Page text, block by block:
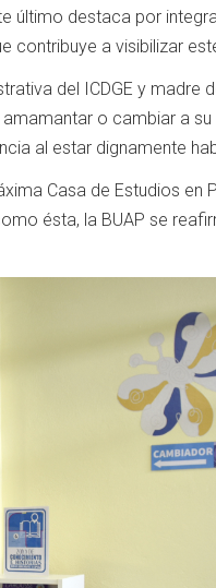
destaca por
contribuye a visibilizar
del ICDGE y madre
o cambiar a
al estar dignamente
Casa de Estudios en
ésta, la BUAP se